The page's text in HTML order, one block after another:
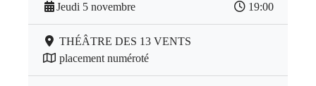
Jeudi 5 novembre 19:00
THÉÂTRE DES 13 VENTS
placement numéroté